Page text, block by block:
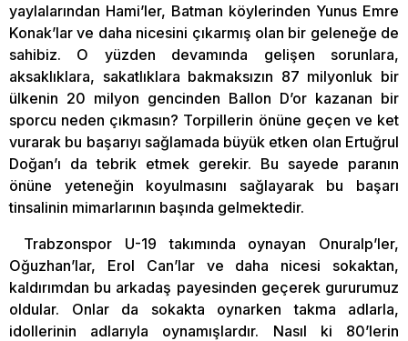
yaylalarından Hami’ler, Batman köylerinden Yunus Emre
Konak’lar ve daha nicesini çıkarmış olan bir geleneğe de
sahibiz. O yüzden devamında gelişen sorunlara,
aksaklıklara, sakatlıklara bakmaksızın 87 milyonluk bir
ülkenin 20 milyon gencinden Ballon D’or kazanan bir
sporcu neden çıkmasın? Torpillerin önüne geçen ve ket
vurarak bu başarıyı sağlamada büyük etken olan Ertuğrul
Doğan’ı da tebrik etmek gerekir. Bu sayede paranın
önüne yeteneğin koyulmasını sağlayarak bu başarı
tinsalinin mimarlarının başında gelmektedir.
Trabzonspor U-19 takımında oynayan Onuralp’ler,
Oğuzhan’lar, Erol Can’lar ve daha nicesi sokaktan,
kaldırımdan bu arkadaş payesinden geçerek gururumuz
oldular. Onlar da sokakta oynarken takma adlarla,
idollerinin adlarıyla oynamışlardır. Nasıl ki 80’lerin